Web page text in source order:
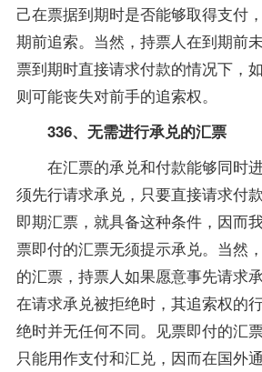
己在票据到期时是否能够取得支付
期前追索。当然，持票人在到期前
票到期时直接请求付款的情况下，
则可能丧失对前手的追索权。
336、无需进行承兑的汇票
在汇票的承兑和付款能够同时
须先行请求承兑，只要直接请求付
即期汇票，就具备这种条件，因而
票即付的汇票无须提示承兑。当然
的汇票，持票人如果愿意事先请求
在请求承兑被拒绝时，其追索权的
绝时并无任何不同。见票即付的汇
只能用作支付和汇兑，因而在国外